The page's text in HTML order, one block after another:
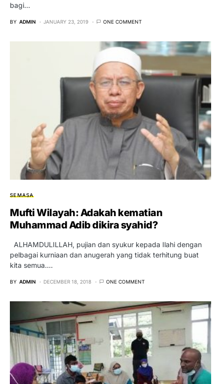
bagi…
BY ADMIN JANUARY 23, 2019 ONE COMMENT
SEMASA
Mufti Wilayah: Adakah kematian
Muhammad Adib dikira syahid?
ALHAMDULILLAH, pujian dan syukur kepada Ilahi dengan
pelbagai kurniaan dan anugerah yang tidak terhitung buat
kita semua.…
BY ADMIN DECEMBER 18, 2018 ONE COMMENT